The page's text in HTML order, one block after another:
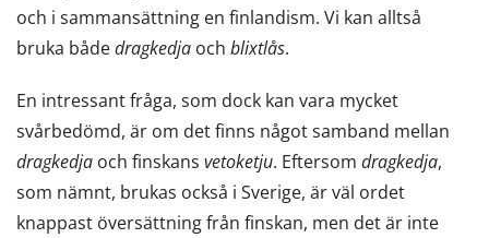
och i sammansättning en finlandism. Vi kan alltså
bruka bådedragkedja och blixtlås.
En intressant fråga, som dock kan vara mycket
svårbedömd, är om det finns något samband mellan
dragkedja och finskans vetoketju. Eftersom dragkedja,
som nämnt, brukas också i Sverige, är väl ordet
knappast översättning från finskan, men det är inte